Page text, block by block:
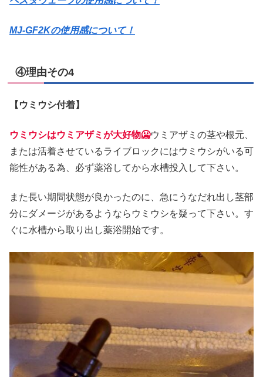
MJ-GF2Kの使用感について！
④理由その4
【ウミウシ付着】
ウミウシはウミアザミが大好物🥶ウミアザミの茎や根元、
または活着させているライブロックにはウミウシがいる可
能性がある為、必ず薬浴してから水槽投入して下さい。
また長い期間状態が良かったのに、急にうなだれ出し茎部
分にダメージがあるようならウミウシを疑って下さい。す
ぐに水槽から取り出し薬浴開始です。